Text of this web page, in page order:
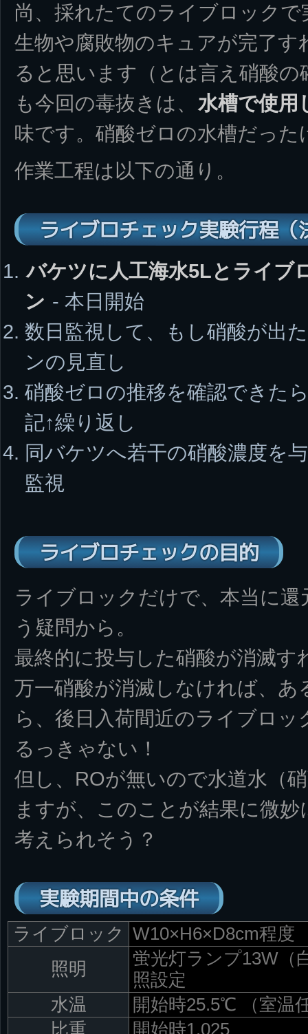
尚、採れたてのライブロック
生物や腐敗物のキュアが完了
ると思います（とは言え硝酸
も今回の毒抜きは、 水槽で使用
味です。硝酸ゼロの水槽だっ
作業工程は以下の通り。
ライブロチェック実験行程（
バケツに人工海水5Lとライブ
ン - 本日開始
数日監視して、もし硝酸が出
ンの見直し
硝酸ゼロの推移を確認できた
記↑繰り返し
同バケツへ若干の硝酸濃度を
監視
ライブロチェックの目的
ライブロックだけで、本当に
う疑問から。
最終的に投与した硝酸が消滅す
万一硝酸が消滅しなければ、
ら、後日入荷間近のライブロ
るっきゃない！
但し、ROが無いので水道水（
ますが、このことが結果に微
考えられそう？
実験期間中の条件
ライブロック W10×H6×D8cm程度
照明
蛍光灯ランプ13W（
照設定
水温
開始時25.5℃ （室温
比重
開始時1.025